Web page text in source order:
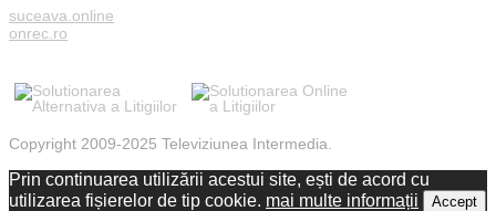
suceava.online
onrec.ro
Copyright 2009-2025 Televiziunea Intermedia.
Prin continuarea utilizării acestui site, ești de acord cu
utilizarea fișierelor de tip cookie. mai multe informații Accept